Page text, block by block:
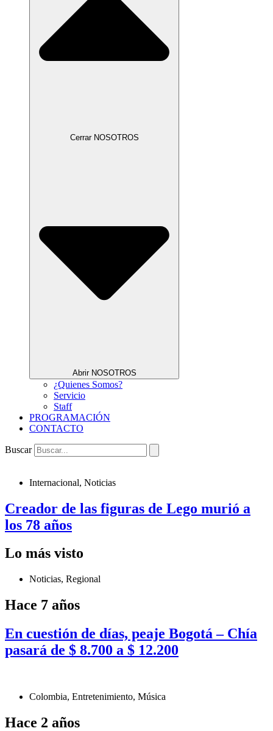
Cerrar NOSOTROS
Abrir NOSOTROS
¿Quienes Somos?
Servicio
Staff
PROGRAMACIÓN
CONTACTO
Buscar
Internacional, Noticias
Creador de las figuras de Lego murió a
los 78 años
Lo más visto
Noticias, Regional
Hace 7 años
En cuestión de días, peaje Bogotá – Chía
pasará de $ 8.700 a $ 12.200
Colombia, Entretenimiento, Música
Hace 2 años